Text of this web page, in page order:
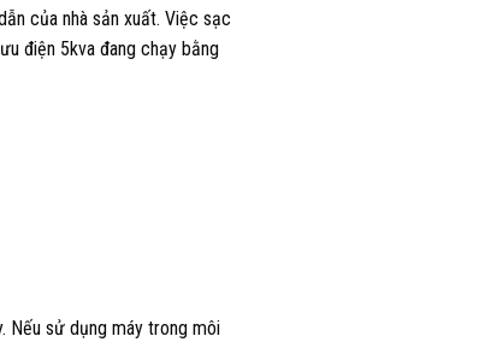
của nhà sản xuất. Việc sạc
điện 5kva đang chạy bằng
Nếu sử dụng máy trong môi